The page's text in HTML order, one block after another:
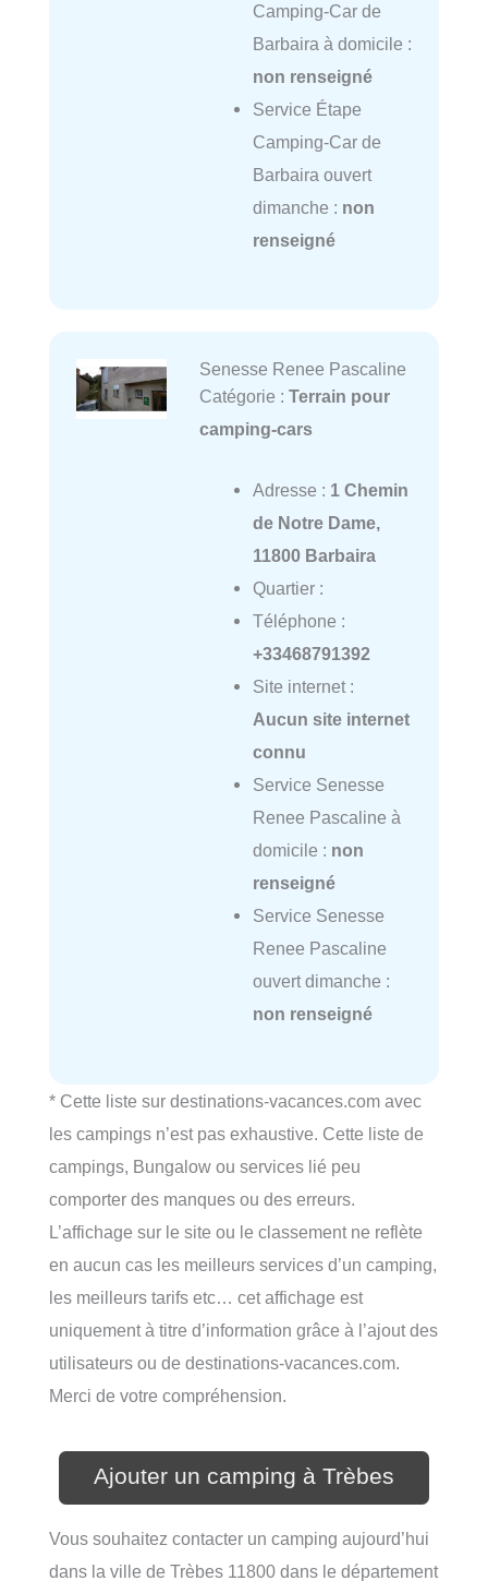
Camping-Car de
Barbaira à domicile :
non renseigné
Service Étape
Camping-Car de
Barbaira ouvert
dimanche : non
renseigné
Senesse Renee Pascaline
Catégorie : Terrain pour
camping-cars
Adresse : 1 Chemin
de Notre Dame,
11800 Barbaira
Quartier :
Téléphone :
+33468791392
Site internet :
Aucun site internet
connu
Service Senesse
Renee Pascaline à
domicile : non
renseigné
Service Senesse
Renee Pascaline
ouvert dimanche :
non renseigné
* Cette liste sur destinations-vacances.com avec
les campings n’est pas exhaustive. Cette liste de
campings, Bungalow ou services lié peu
comporter des manques ou des erreurs.
L’affichage sur le site ou le classement ne reflète
en aucun cas les meilleurs services d’un camping,
les meilleurs tarifs etc… cet affichage est
uniquement à titre d’information grâce à l’ajout des
utilisateurs ou de destinations-vacances.com.
Merci de votre compréhension.
Ajouter un camping à Trèbes
Vous souhaitez contacter un camping aujourd’hui
dans la ville de Trèbes 11800 dans le département